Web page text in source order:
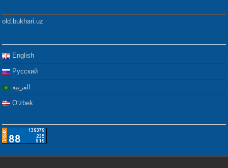
old.bukhari.uz
English
Русский
العربية
Oʻzbek